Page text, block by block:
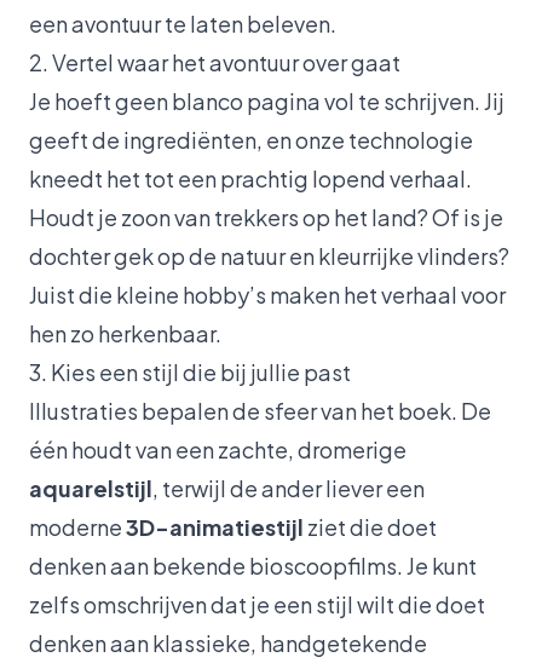
een avontuur te laten beleven.
2. Vertel waar het avontuur over gaat
Je hoeft geen blanco pagina vol te schrijven. Jij
geeft de ingrediënten, en onze technologie
kneedt het tot een prachtig lopend verhaal.
Houdt je zoon van trekkers op het land? Of is je
dochter gek op de natuur en kleurrijke vlinders?
Juist die kleine hobby’s maken het verhaal voor
hen zo herkenbaar.
3. Kies een stijl die bij jullie past
Illustraties bepalen de sfeer van het boek. De
één houdt van een zachte, dromerige
aquarelstijl, terwijl de ander liever een
moderne3D-animatiestijl ziet die doet
denken aan bekende bioscoopfilms. Je kunt
zelfs omschrijven dat je een stijl wilt die doet
denken aan klassieke, handgetekende